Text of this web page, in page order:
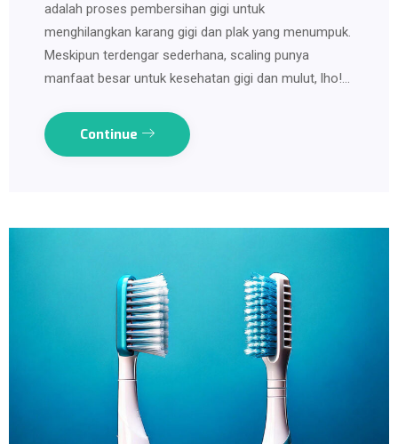
adalah proses pembersihan gigi untuk
menghilangkan karang gigi dan plak yang menumpuk.
Meskipun terdengar sederhana, scaling punya
manfaat besar untuk kesehatan gigi dan mulut, lho!…
Continue